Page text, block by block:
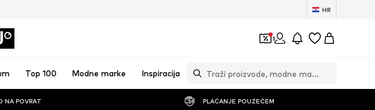
HR
1
Top 100 Modne marke Inspiracija
NA POVRAT PLAĆANJE POUZEĆEM